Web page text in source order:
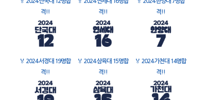
격!!
격!!
격!!
🏅 2024 서경대 19명합
격!!
🏅 2024 삼육대 15명합
격!!
🏅 2024 가천대 14명합
격!!